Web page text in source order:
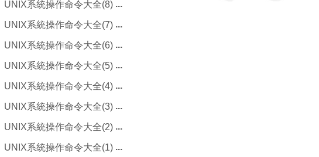
UNIX系統操作命令大全(8)
UNIX系統操作命令大全(7)
UNIX系統操作命令大全(6)
UNIX系統操作命令大全(5)
UNIX系統操作命令大全(4)
UNIX系統操作命令大全(3)
UNIX系統操作命令大全(2)
UNIX系統操作命令大全(1)